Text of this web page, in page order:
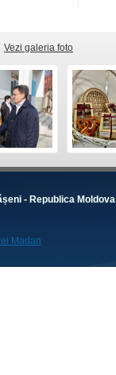
Vezi galeria foto
- Republica Moldova
Madan